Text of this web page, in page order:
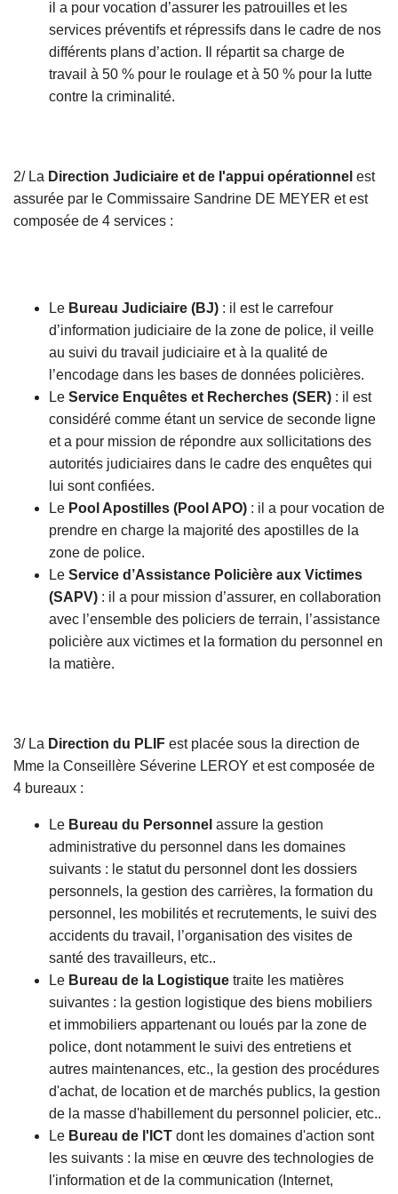
il a pour vocation d’assurer les patrouilles et les
services préventifs et répressifs dans le cadre de nos
différents plans d’action. Il répartit sa charge de
travail à 50 % pour le roulage et à 50 % pour la lutte
contre la criminalité.
2/ La Direction Judiciaire et de l'appui opérationnel est
assurée par le Commissaire Sandrine DE MEYER et est
composée de 4 services :
Le Bureau Judiciaire (BJ) : il est le carrefour
d’information judiciaire de la zone de police, il veille
au suivi du travail judiciaire et à la qualité de
l’encodage dans les bases de données policières.
Le Service Enquêtes et Recherches (SER) : il est
considéré comme étant un service de seconde ligne
et a pour mission de répondre aux sollicitations des
autorités judiciaires dans le cadre des enquêtes qui
lui sont confiées.
Le Pool Apostilles (Pool APO) : il a pour vocation de
prendre en charge la majorité des apostilles de la
zone de police.
Le Service d’Assistance Policière aux Victimes
(SAPV) : il a pour mission d’assurer, en collaboration
avec l’ensemble des policiers de terrain, l’assistance
policière aux victimes et la formation du personnel en
la matière.
3/ La Direction du PLIF est placée sous la direction de
Mme la Conseillère Séverine LEROY et est composée de
4 bureaux :
Le Bureau du Personnel assure la gestion
administrative du personnel dans les domaines
suivants : le statut du personnel dont les dossiers
personnels, la gestion des carrières, la formation du
personnel, les mobilités et recrutements, le suivi des
accidents du travail, l’organisation des visites de
santé des travailleurs, etc..
Le Bureau de la Logistique traite les matières
suivantes : la gestion logistique des biens mobiliers
et immobiliers appartenant ou loués par la zone de
police, dont notamment le suivi des entretiens et
autres maintenances, etc., la gestion des procédures
d'achat, de location et de marchés publics, la gestion
de la masse d'habillement du personnel policier, etc..
Le Bureau de l'ICT dont les domaines d'action sont
les suivants : la mise en œuvre des technologies de
l'information et de la communication (Internet,